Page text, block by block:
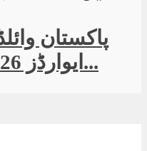
پاکستان
ایوارڈز 2026: جنگلی حیات...